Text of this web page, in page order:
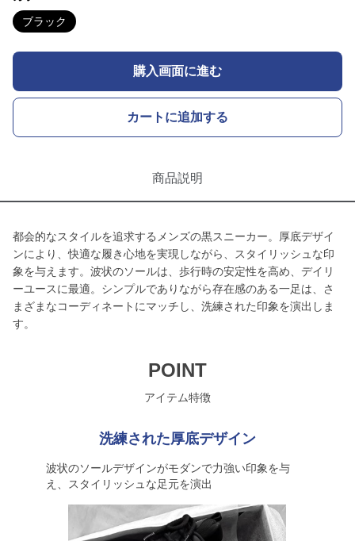
ブラック
購入画面に進む
カートに追加する
商品説明
都会的なスタイルを追求するメンズの黒スニーカー。厚底デザイ
ンにより、快適な履き心地を実現しながら、スタイリッシュな印
象を与えます。波状のソールは、歩行時の安定性を高め、デイリ
ーユースに最適。シンプルでありながら存在感のある一足は、さ
まざまなコーディネートにマッチし、洗練された印象を演出しま
す。
POINT
アイテム特徴
洗練された厚底デザイン
波状のソールデザインがモダンで力強い印象を与
え、スタイリッシュな足元を演出